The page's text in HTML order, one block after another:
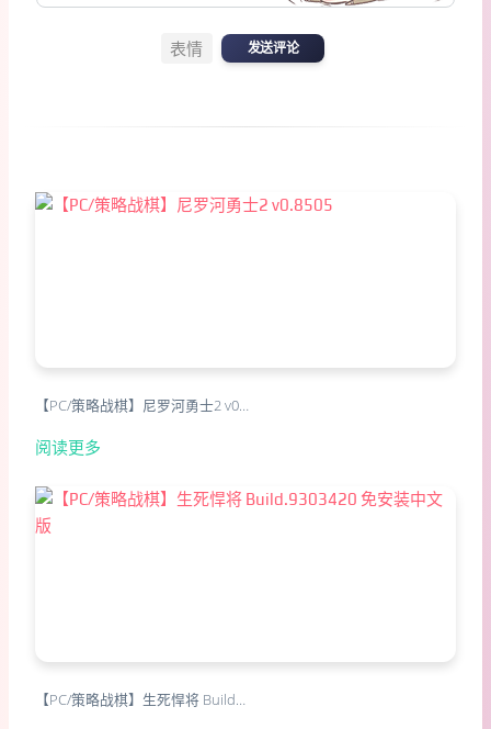
表情 发送评论
【PC/策略战棋】尼罗河勇士2 v0…
阅读更多
【PC/策略战棋】生死悍将 Build…